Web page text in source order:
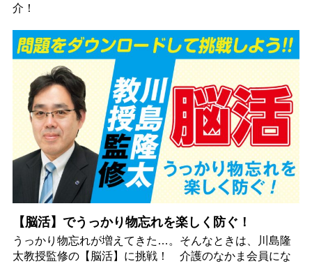
介！
【脳活】でうっかり物忘れを楽しく防ぐ！
うっかり物忘れが増えてきた…。そんなときは、川島隆
太教授監修の【脳活】に挑戦！ 介護のなかま会員にな